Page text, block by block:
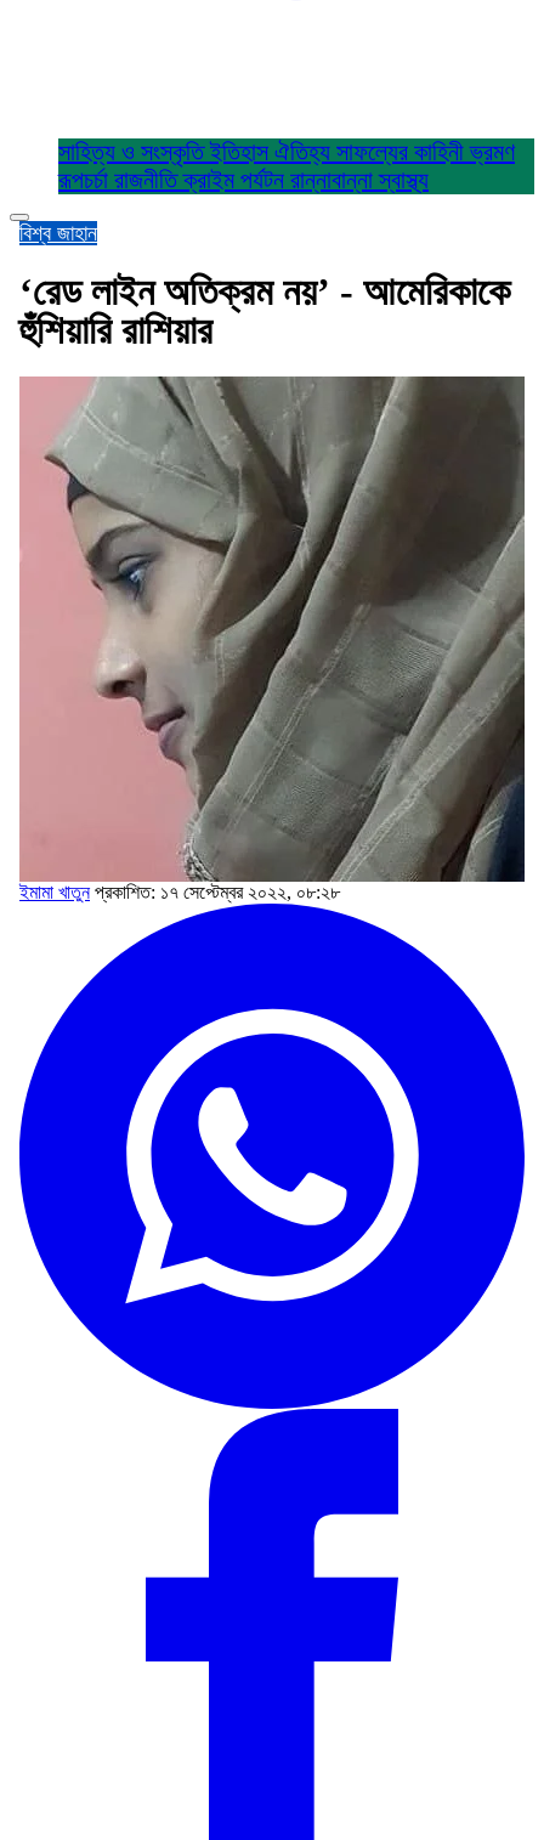
সাহিত্য ও সংস্কৃতিইতিহাস ঐতিহ্য সাফল্যের কাহিনীভ্রমণ
রূপচর্চা রাজনীতিক্রাইম পর্যটন রান্নাবান্নাস্বাস্থ্য
বিশ্ব জাহান
‘রেড লাইন অতিক্রম নয়’ - আমেরিকাকে
হুঁশিয়ারি রাশিয়ার
ইমামা খাতুন প্রকাশিত: ১৭ সেপ্টেম্বর ২০২২, ০৮:২৮